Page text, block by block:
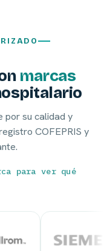
marcas
por su calidad y
COFEPRIS y
para ver qué